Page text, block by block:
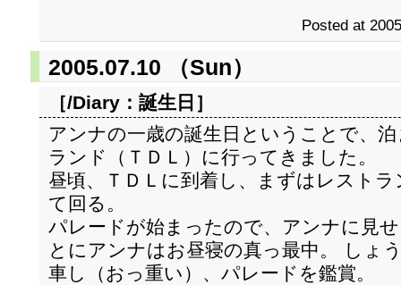
Posted at
2005.07.10 （Sun）
［/Diary： 誕生日 ］
アンナの一歳の誕生日ということで、
ランド（ＴＤＬ）に行ってきました。
昼頃、ＴＤＬに到着し、まずはレスト
て回る。
パレードが始まったので、アンナに見
とにアンナはお昼寝の真っ最中。 しょ
車し（おっ重い）、パレードを鑑賞。